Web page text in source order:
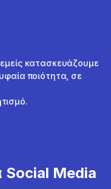
κατασκευάζουμε
ποιότητα, σε
Media